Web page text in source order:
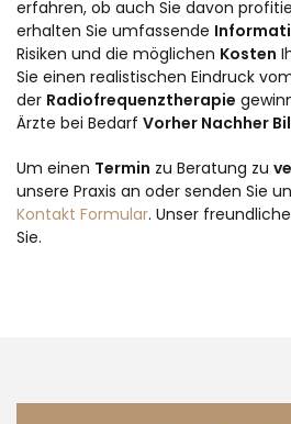
erfahren, ob auch Sie davon
erhalten Sie umfassende
Risiken und die möglichen Kosten
Sie einen realistischen Eindruck
der Radiofrequenztherapie
Ärzte bei Bedarf Vorher Nachher
Um einen Termin zu Beratung zu
unsere Praxis an oder senden Sie
Kontakt Formular. Unser
Sie.